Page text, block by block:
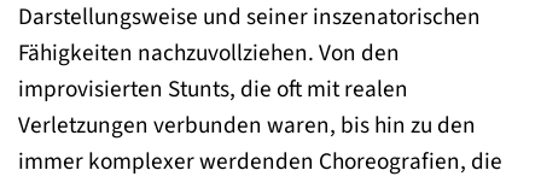
Darstellungsweise und seiner inszenatorischen
Fähigkeiten nachzuvollziehen. Von den
improvisierten Stunts, die oft mit realen
Verletzungen verbunden waren, bis hin zu den
immer komplexer werdenden Choreografien, die